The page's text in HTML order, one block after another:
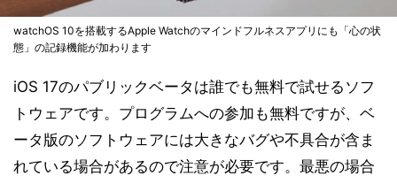
watchOS 10を搭載するApple Watchのマインドフルネスアプリにも「心の状
態」の記録機能が加わります
iOS 17のパブリックベータは誰でも無料で試せるソフ
トウェアです。プログラムへの参加も無料ですが、ベ
ータ版のソフトウェアには大きなバグや不具合が含ま
れている場合があるので注意が必要です。最悪の場合